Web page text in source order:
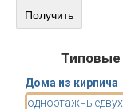
Типовые
Дома из кирпича
одноэтажные